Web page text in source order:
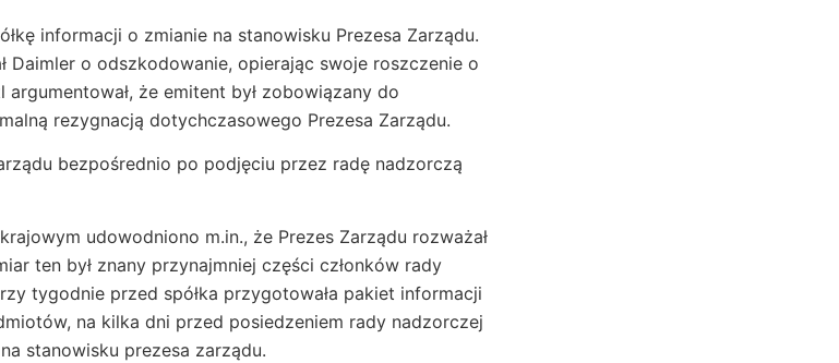
informacji o zmianie na stanowisku Prezesa Zarządu.
Daimler o odszkodowanie, opierając swoje roszczenie o
że emitent był zobowiązany do
rezygnacją dotychczasowego Prezesa Zarządu.
bezpośrednio po podjęciu przez radę nadzorczą
udowodniono m.in., że Prezes Zarządu rozważał
ten był znany przynajmniej części członków rady
tygodnie przed spółka przygotowała pakiet informacji
na kilka dni przed posiedzeniem rady nadzorczej
stanowisku prezesa zarządu.